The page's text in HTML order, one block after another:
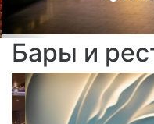
Бары и
Previous